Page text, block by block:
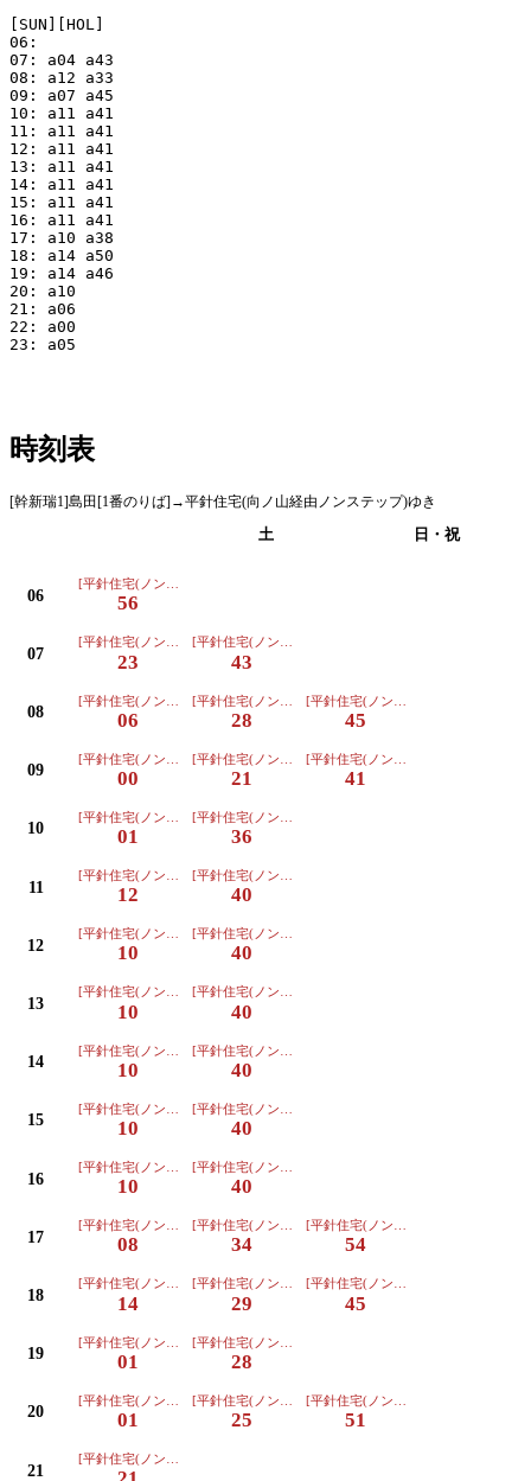
[SUN][HOL]
06:
07: a04 a43
08: a12 a33
09: a07 a45
10: a11 a41
11: a11 a41
12: a11 a41
13: a11 a41
14: a11 a41
15: a11 a41
16: a11 a41
17: a10 a38
18: a14 a50
19: a14 a46
20: a10
21: a06
22: a00
23: a05
時刻表
[幹新瑞1]島田[1番のりば]→平針住宅(向ノ山経由ノンステップ)ゆき
土 日・祝
06
[平針住宅(ノンステップ)ゆき]
56
07
[平針住宅(ノンステップ)ゆき]
23
[平針住宅(ノンステップ)ゆき]
43
08
[平針住宅(ノンステップ)ゆき]
06
[平針住宅(ノンステップ)ゆき]
28
[平針住宅(ノンステップ)ゆき]
45
09
[平針住宅(ノンステップ)ゆき]
00
[平針住宅(ノンステップ)ゆき]
21
[平針住宅(ノンステップ)ゆき]
41
10
[平針住宅(ノンステップ)ゆき]
01
[平針住宅(ノンステップ)ゆき]
36
11
[平針住宅(ノンステップ)ゆき]
12
[平針住宅(ノンステップ)ゆき]
40
12
[平針住宅(ノンステップ)ゆき]
10
[平針住宅(ノンステップ)ゆき]
40
13
[平針住宅(ノンステップ)ゆき]
10
[平針住宅(ノンステップ)ゆき]
40
14
[平針住宅(ノンステップ)ゆき]
10
[平針住宅(ノンステップ)ゆき]
40
15
[平針住宅(ノンステップ)ゆき]
10
[平針住宅(ノンステップ)ゆき]
40
16
[平針住宅(ノンステップ)ゆき]
10
[平針住宅(ノンステップ)ゆき]
40
17
[平針住宅(ノンステップ)ゆき]
08
[平針住宅(ノンステップ)ゆき]
34
[平針住宅(ノンステップ)ゆき]
54
18
[平針住宅(ノンステップ)ゆき]
14
[平針住宅(ノンステップ)ゆき]
29
[平針住宅(ノンステップ)ゆき]
45
19
[平針住宅(ノンステップ)ゆき]
01
[平針住宅(ノンステップ)ゆき]
28
20
[平針住宅(ノンステップ)ゆき]
01
[平針住宅(ノンステップ)ゆき]
25
[平針住宅(ノンステップ)ゆき]
51
21
[平針住宅(ノンステップ)ゆき]